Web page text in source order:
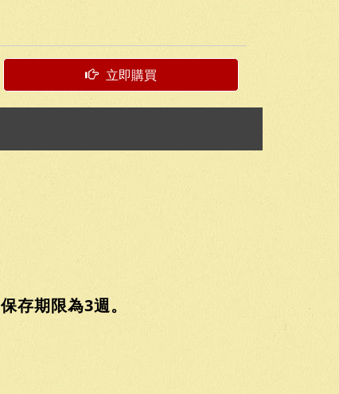
立即購買
存期限為3週。